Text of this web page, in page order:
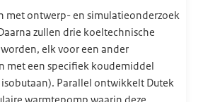
met ontwerp- en simulatieonderzoek
zullen drie koeltechnische
elk voor een ander
met een specifiek koudemiddel
Parallel ontwikkelt Dutek